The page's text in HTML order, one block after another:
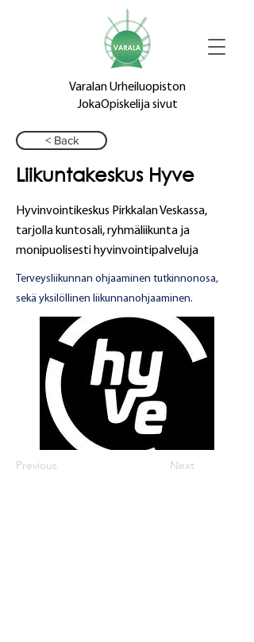
Varalan Urheiluopiston
JokaOpiskelija sivut
< Back
Liikuntakeskus Hyve
Hyvinvointikeskus Pirkkalan Veskassa,
tarjolla kuntosali, ryhmäliikunta ja
monipuolisesti hyvinvointipalveluja
Terveysliikunnan ohjaaminen tutkinnonosa,
sekä yksilöllinen liikunnanohjaaminen.
Previous Next